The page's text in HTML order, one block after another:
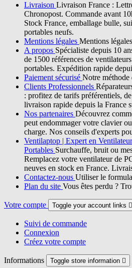
Livraison Livraison France :
Chronopost. Commande avant
Stock France, emballage bulle,
portables neufs.
Mentions légales Mentions légales
A propos Spécialiste depuis 10
de 1500 références de
portables. Expédition rapide
Paiement sécurisé Notre méthode
Clients Professionnels
: profitez de tarifs préférentiels,
livraison rapide depuis la France
Nos partenaires Découvrez
peut endommager votre clavier
charge. Nos conseils d'experts
Ventilaptop | Expert en
Portables Surchauffe, bruit ou
Remplacez votre ventilateur de
neuves en stock en France.
Contactez-nous Utiliser le
Plan du site Vous êtes perdu ?
Votre compte Toggle your account links 
Suivi de commande
Connexion
Créez votre compte
Informations Toggle store information 